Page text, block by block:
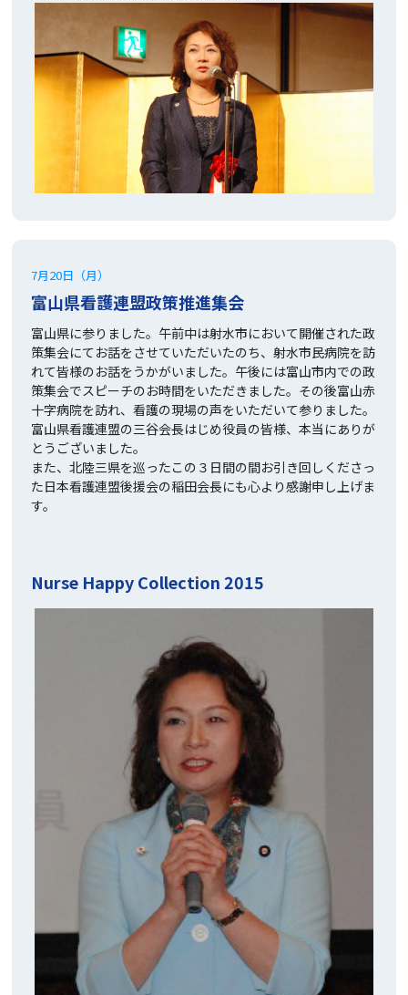
7月20日（月）
富山県看護連盟政策推進集会
富山県に参りました。午前中は射水市において開催された政
策集会にてお話をさせていただいたのち、射水市民病院を訪
れて皆様のお話をうかがいました。午後には富山市内での政
策集会でスピーチのお時間をいただきました。その後富山赤
十字病院を訪れ、看護の現場の声をいただいて参りました。
富山県看護連盟の三谷会長はじめ役員の皆様、本当にありが
とうございました。
また、北陸三県を巡ったこの３日間の間お引き回しくださっ
た日本看護連盟後援会の稲田会長にも心より感謝申し上げま
す。
Nurse Happy Collection 2015